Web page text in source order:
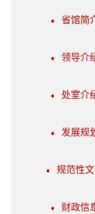
省馆简
领导介
处室介
发展规
规范性文
财政信